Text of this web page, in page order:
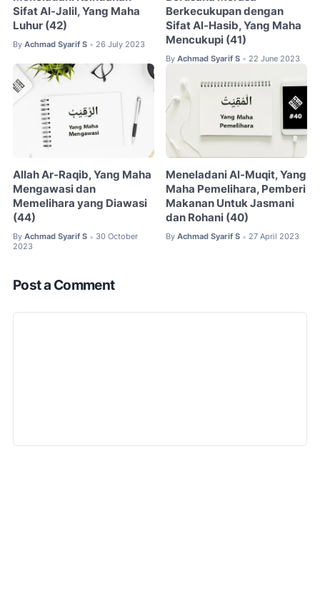
Sifat Al-Jalil, Yang Maha
Luhur (42)
By Achmad Syarif S • 26 July 2023
Berkecukupan dengan
Sifat Al-Hasib, Yang Maha
Mencukupi (41)
By Achmad Syarif S • 22 June 2023
Allah Ar-Raqib, Yang Maha
Mengawasi dan
Memelihara yang Diawasi
(44)
By Achmad Syarif S • 30 October
2023
Meneladani Al-Muqit, Yang
Maha Pemelihara, Pemberi
Makanan Untuk Jasmani
dan Rohani (40)
By Achmad Syarif S • 27 April 2023
Post a Comment